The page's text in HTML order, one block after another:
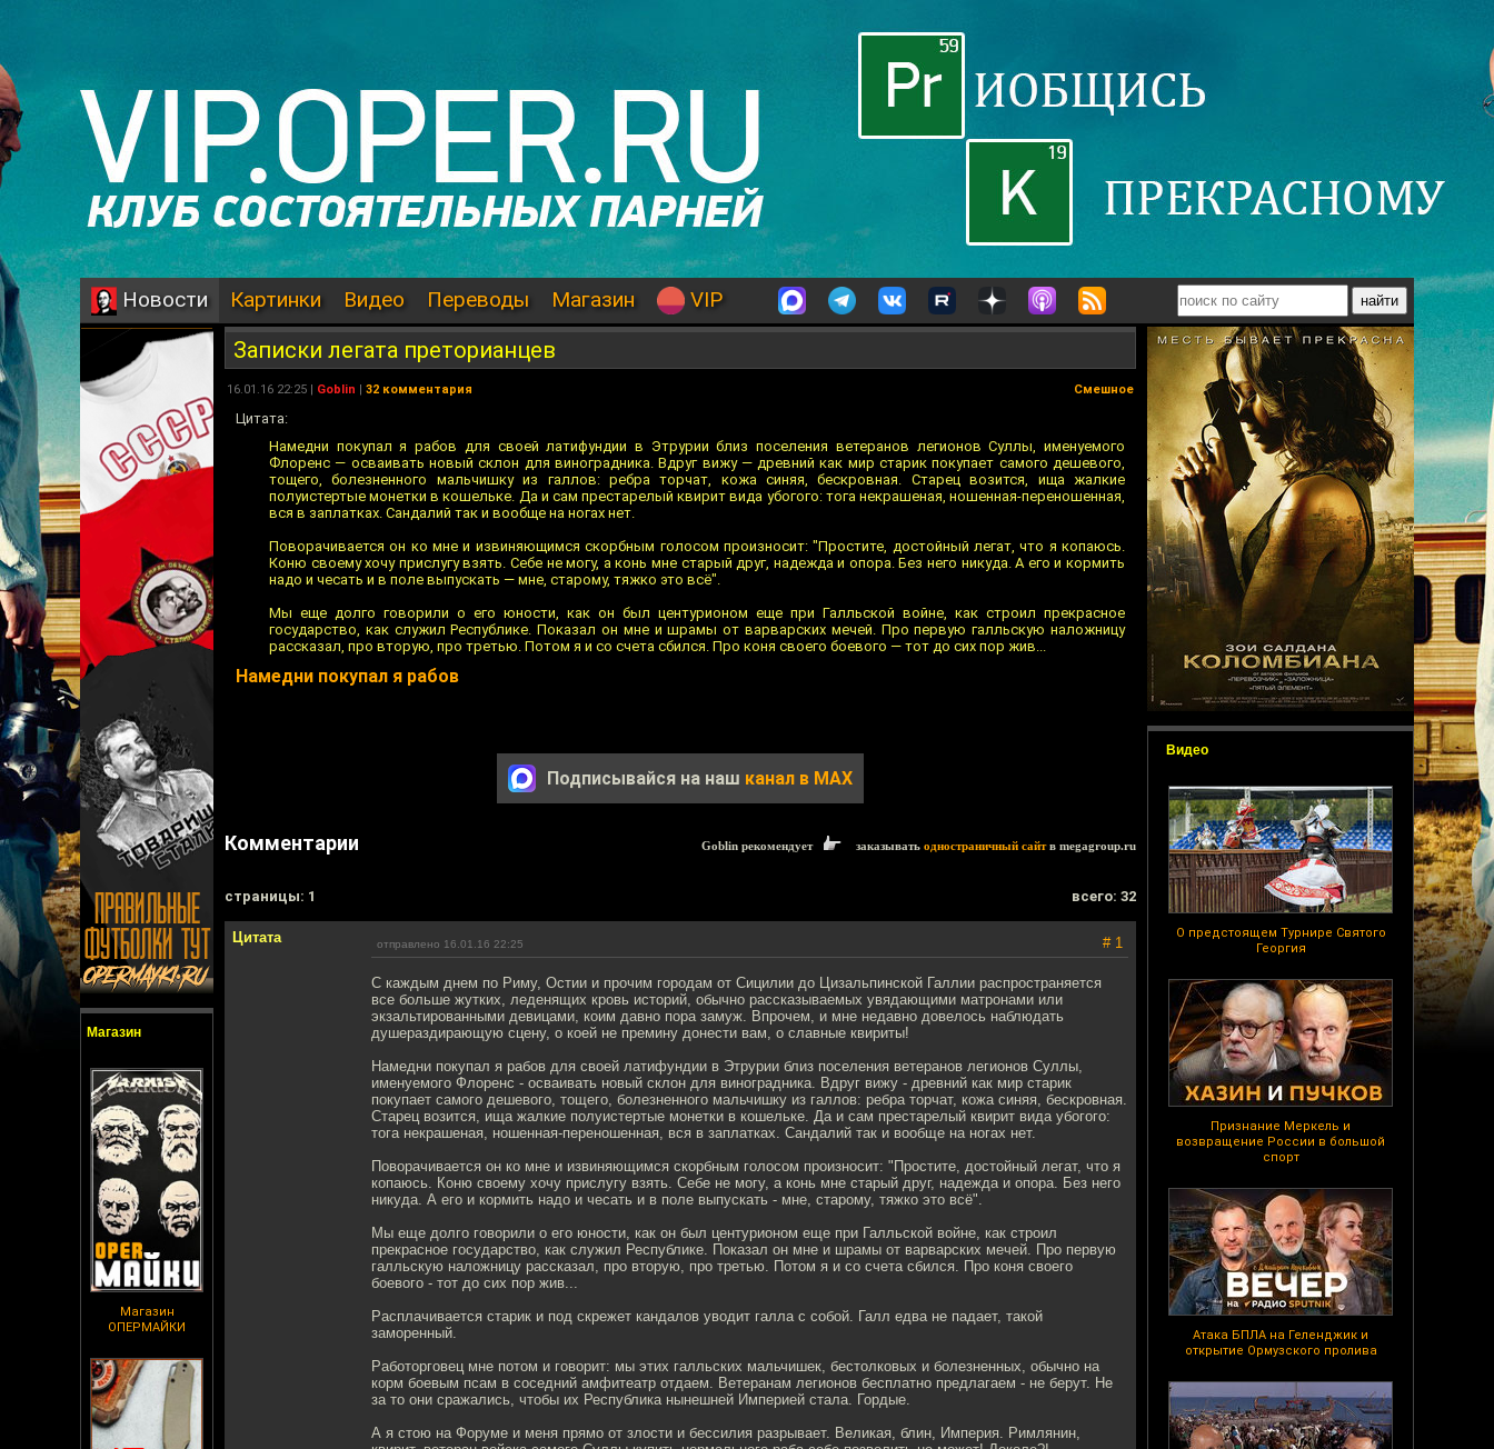
Новости Картинки Видео Переводы Магазин VIP
Магазин
Магазин
ОПЕРМАЙКИ
Видео
О предстоящем Турнире Святого
Георгия
Признание Меркель и
возвращение России в большой
спорт
Атака БПЛА на Геленджик и
открытие Ормузского пролива
Записки легата преторианцев
16.01.16 22:25 | Goblin | 32 комментария Смешное
Цитата:
Намедни покупал я рабов для своей латифундии в Этрурии близ поселения ветеранов легионов Суллы, именуемого
Флоренс — осваивать новый склон для виноградника. Вдруг вижу — древний как мир старик покупает самого дешевого,
тощего, болезненного мальчишку из галлов: ребра торчат, кожа синяя, бескровная. Старец возится, ища жалкие
полуистертые монетки в кошельке. Да и сам престарелый квирит вида убогого: тога некрашеная, ношенная-переношенная,
вся в заплатках. Сандалий так и вообще на ногах нет.
Поворачивается он ко мне и извиняющимся скорбным голосом произносит: "Простите, достойный легат, что я копаюсь.
Коню своему хочу прислугу взять. Себе не могу, а конь мне старый друг, надежда и опора. Без него никуда. А его и кормить
надо и чесать и в поле выпускать — мне, старому, тяжко это всё".
Мы еще долго говорили о его юности, как он был центурионом еще при Галльской войне, как строил прекрасное
государство, как служил Республике. Показал он мне и шрамы от варварских мечей. Про первую галльскую наложницу
рассказал, про вторую, про третью. Потом я и со счета сбился. Про коня своего боевого — тот до сих пор жив...
Намедни покупал я рабов
Подписывайся на наш канал в MAX
Комментарии Goblin рекомендует заказывать одностраничный сайтв megagroup.ru
cтраницы: 1 всего: 32
Цитата отправлено 16.01.16 22:25 # 1
С каждым днем по Риму, Остии и прочим городам от Сицилии до Цизальпинской Галлии распространяется
все больше жутких, леденящих кровь историй, обычно рассказываемых увядающими матронами или
экзальтированными девицами, коим давно пора замуж. Впрочем, и мне недавно довелось наблюдать
душераздирающую сцену, о коей не премину донести вам, о славные квириты!
Намедни покупал я рабов для своей латифундии в Этрурии близ поселения ветеранов легионов Суллы,
именуемого Флоренс - осваивать новый склон для виноградника. Вдруг вижу - древний как мир старик
покупает самого дешевого, тощего, болезненного мальчишку из галлов: ребра торчат, кожа синяя, бескровная.
Старец возится, ища жалкие полуистертые монетки в кошельке. Да и сам престарелый квирит вида убогого:
тога некрашеная, ношенная-переношенная, вся в заплатках. Сандалий так и вообще на ногах нет.
Поворачивается он ко мне и извиняющимся скорбным голосом произносит: "Простите, достойный легат, что я
копаюсь. Коню своему хочу прислугу взять. Себе не могу, а конь мне старый друг, надежда и опора. Без него
никуда. А его и кормить надо и чесать и в поле выпускать - мне, старому, тяжко это всё".
Мы еще долго говорили о его юности, как он был центурионом еще при Галльской войне, как строил
прекрасное государство, как служил Республике. Показал он мне и шрамы от варварских мечей. Про первую
галльскую наложницу рассказал, про вторую, про третью. Потом я и со счета сбился. Про коня своего
боевого - тот до сих пор жив...
Расплачивается старик и под скрежет кандалов уводит галла с собой. Галл едва не падает, такой
заморенный.
Работорговец мне потом и говорит: мы этих галльских мальчишек, бестолковых и болезненных, обычно на
корм боевым псам в соседний амфитеатр отдаем. Ветеранам легионов бесплатно предлагаем - не берут. Не
за то они сражались, чтобы их Республика нынешней Империей стала. Гордые.
А я стою на Форуме и меня прямо от злости и бессилия разрывает. Великая, блин, Империя. Римлянин,